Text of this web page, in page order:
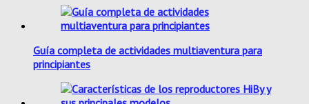
Guía completa de actividades multiaventura para
principiantes